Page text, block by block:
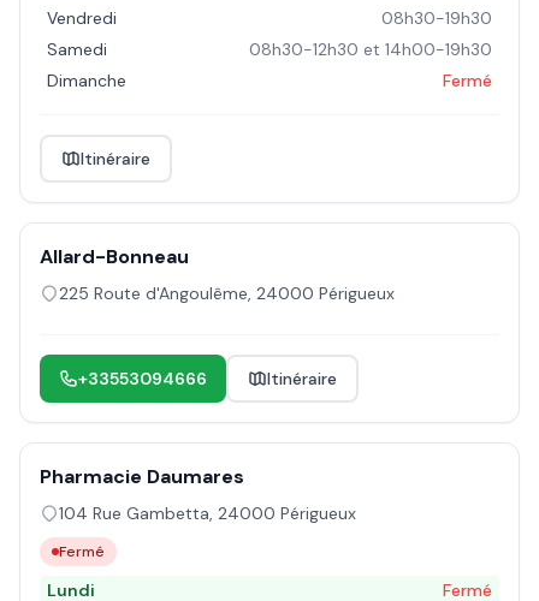
Vendredi
08h30-19h30
Samedi
08h30-12h30 et 14h00-19h30
Dimanche
Fermé
Itinéraire
Allard-Bonneau
225 Route d'Angoulême, 24000 Périgueux
+33553094666 Itinéraire
Pharmacie Daumares
104 Rue Gambetta, 24000 Périgueux
Fermé
Lundi Fermé